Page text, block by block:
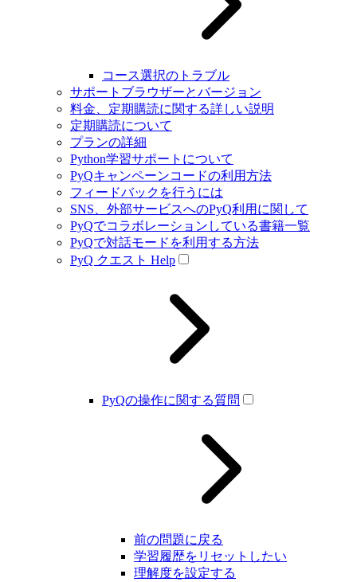
コース選択のトラブル
サポートブラウザーとバージョン
料金、定期購読に関する詳しい説明
定期購読について
プランの詳細
Python学習サポートについて
PyQキャンペーンコードの利用方法
フィードバックを行うには
SNS、外部サービスへのPyQ利用に関して
PyQでコラボレーションしている書籍一覧
PyQで対話モードを利用する方法
PyQ クエスト Help
PyQの操作に関する質問
前の問題に戻る
学習履歴をリセットしたい
理解度を設定する